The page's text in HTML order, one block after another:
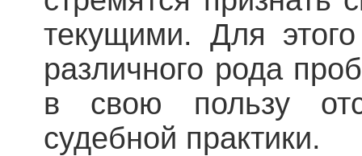
текущими. Для
различного рода
в свою пользу
судебной практики.